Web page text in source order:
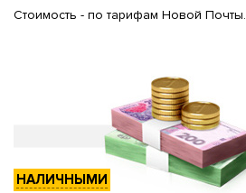
Стоимость - по тарифам Новой Почты.
НАЛИЧНЫМИ